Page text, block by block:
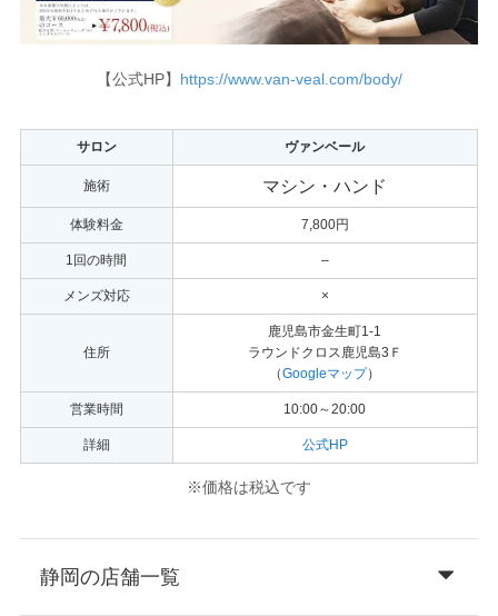
【公式HP】 https://www.van-veal.com/body/
サロン ヴァンベール
施術 マシン・ハンド
体験料金 7,800円
1回の時間 –
メンズ対応 ×
住所
鹿児島市金生町1-1
ラウンドクロス鹿児島3Ｆ
（Googleマップ）
営業時間 10:00～20:00
詳細 公式HP
※価格は税込です
静岡の店舗一覧